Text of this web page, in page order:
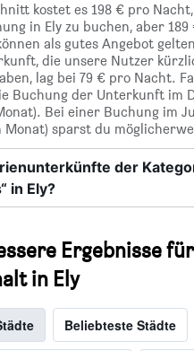
kostet es 198 € pro
in Ely zu buchen, aber
als gutes Angebot
die unsere Nutzer
lag bei 79 € pro Nacht.
Buchung der Unterkunft im
Bei einer Buchung im
Monat) sparst du
der
in Ely?
Ergebnisse
in Ely
Beliebteste Städte